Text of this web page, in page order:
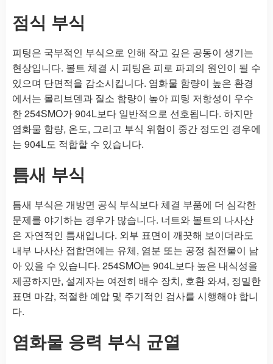
점식 부식
피팅은 국부적인 부식으로 인해 작고 깊은 공동이 생기는
현상입니다. 볼트 체결 시 피팅은 피로 파괴의 원인이 될 수
있으며 단면적을 감소시킵니다. 염화물 함량이 높은 환경
에서는 몰리브덴과 질소 함량이 높아 피팅 저항성이 우수
한 254SMO가 904L보다 일반적으로 선호됩니다. 하지만
염화물 함량, 온도, 그리고 부식 위험이 중간 정도인 경우에
는 904L도 적합할 수 있습니다.
틈새 부식
틈새 부식은 개방면 공식 부식보다 체결 부품에 더 심각한
문제를 야기하는 경우가 많습니다. 너트와 볼트의 나사산
은 자연적인 틈새입니다. 외부 표면이 깨끗해 보이더라도
내부 나사산 접합면에는 유체, 염분 또는 공정 침전물이 남
아 있을 수 있습니다. 254SMO는 904L보다 높은 내식성을
제공하지만, 설계자는 여전히 배수 장치, 호환 와셔, 정밀한
표면 마감, 적절한 예압 및 주기적인 검사를 시행해야 합니
다.
염화물 응력 부식 균열